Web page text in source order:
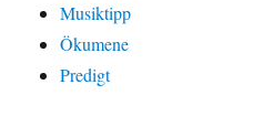
Musiktipp
Ökumene
Predigt